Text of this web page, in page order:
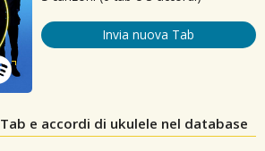
Invia nuova Tab
Tab e accordi di ukulele nel database